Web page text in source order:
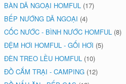
BÀN DÃ NGOẠI HOMFUL (17)
BẾP NƯỚNG DÃ NGOẠI (4)
CỐC NƯỚC - BÌNH NƯỚC HOMFUL (8)
ĐỆM HƠI HOMFUL - GỐI HƠI (5)
ĐÈN TREO LỀU HOMFUL (10)
ĐỒ CẮM TRẠI - CAMPING (12)